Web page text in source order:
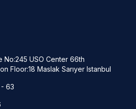
No:245 USO Center 66th
Floor:18 Maslak Sarıyer Istanbul
- 63